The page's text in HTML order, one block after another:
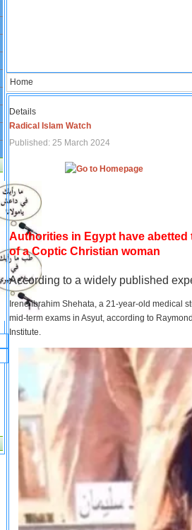
Home
Details
Radical Islam Watch
Published: 25 March 2024
Authorities in Egypt have
of a Coptic Christian woman
According to a widely published
Irene Ibrahim Shehata, a 21-year-old medical
mid-term exams in Asyut, according to
Institute.